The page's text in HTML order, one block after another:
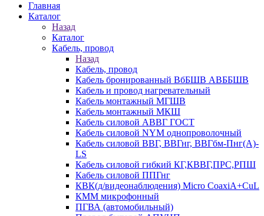
Главная
Каталог
Назад
Каталог
Кабель, провод
Назад
Кабель, провод
Кабель бронированный ВбБШВ АВББШВ
Кабель и провод нагревательный
Кабель монтажный МГШВ
Кабель монтажный МКШ
Кабель силовой АВВГ ГОСТ
Кабель силовой NYM однопроволочный
Кабель силовой ВВГ, ВВГнг, ВВГбм-Пнг(А)-
LS
Кабель силовой гибкий КГ,КВВГ,ПРС,РПШ
Кабель силовой ППГнг
КВК(д/видеонаблюдения) Micro CoaxiA+CuL
КММ микрофонный
ПГВА (автомобильный)